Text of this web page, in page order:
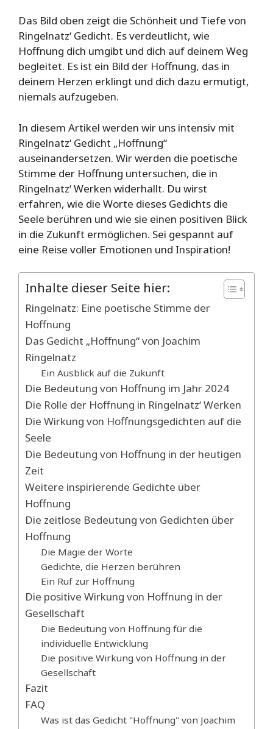
Das Bild oben zeigt die Schönheit und Tiefe von
Ringelnatz‘ Gedicht. Es verdeutlicht, wie
Hoffnung dich umgibt und dich auf deinem Weg
begleitet. Es ist ein Bild der Hoffnung, das in
deinem Herzen erklingt und dich dazu ermutigt,
niemals aufzugeben.
In diesem Artikel werden wir uns intensiv mit
Ringelnatz‘ Gedicht „Hoffnung“
auseinandersetzen. Wir werden die poetische
Stimme der Hoffnung untersuchen, die in
Ringelnatz‘ Werken widerhallt. Du wirst
erfahren, wie die Worte dieses Gedichts die
Seele berühren und wie sie einen positiven Blick
in die Zukunft ermöglichen. Sei gespannt auf
eine Reise voller Emotionen und Inspiration!
Inhalte dieser Seite hier:
Ringelnatz: Eine poetische Stimme der
Hoffnung
Das Gedicht „Hoffnung“ von Joachim
Ringelnatz
Ein Ausblick auf die Zukunft
Die Bedeutung von Hoffnung im Jahr 2024
Die Rolle der Hoffnung in Ringelnatz‘ Werken
Die Wirkung von Hoffnungsgedichten auf die
Seele
Die Bedeutung von Hoffnung in der heutigen
Zeit
Weitere inspirierende Gedichte über
Hoffnung
Die zeitlose Bedeutung von Gedichten über
Hoffnung
Die Magie der Worte
Gedichte, die Herzen berühren
Ein Ruf zur Hoffnung
Die positive Wirkung von Hoffnung in der
Gesellschaft
Die Bedeutung von Hoffnung für die
individuelle Entwicklung
Die positive Wirkung von Hoffnung in der
Gesellschaft
Fazit
FAQ
Was ist das Gedicht "Hoffnung" von Joachim